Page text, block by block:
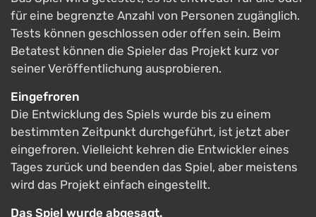
für eine begrenzte Anzahl von Personen zugänglich.
Tests können geschlossen oder offen sein. Beim
Betatest können die Spieler das Projekt kurz vor
seiner Veröffentlichung ausprobieren.
Eingefroren
Die Entwicklung des Spiels wurde bis zu einem
bestimmten Zeitpunkt durchgeführt, ist jetzt aber
eingefroren. Vielleicht kehren die Entwickler eines
Tages zurück und beenden das Spiel, aber meistens
wird das Projekt einfach eingestellt.
Das Spiel wurde abgesagt.